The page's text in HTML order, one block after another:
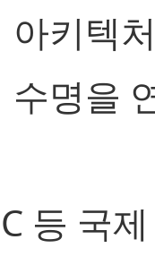
아키텍
수명을
등 국